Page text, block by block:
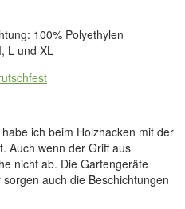
100% Polyethylen
L und XL
ich beim Holzhacken mit der
Auch wenn der Griff aus
nicht ab. Die Gartengeräte
auch die Beschichtungen